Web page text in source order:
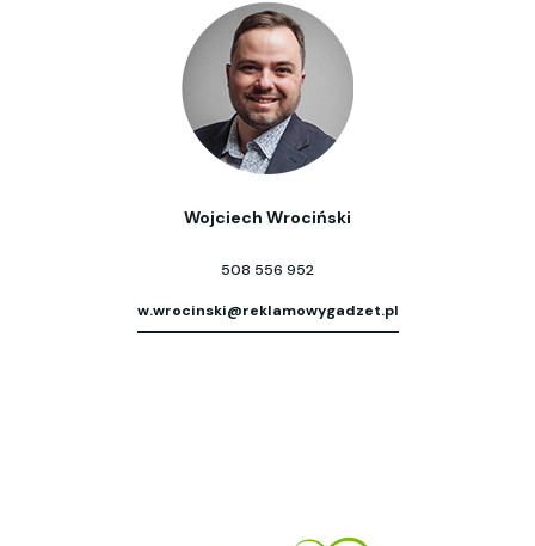
Wojciech Wrociński
508 556 952
w.wrocinski@reklamowygadzet.pl